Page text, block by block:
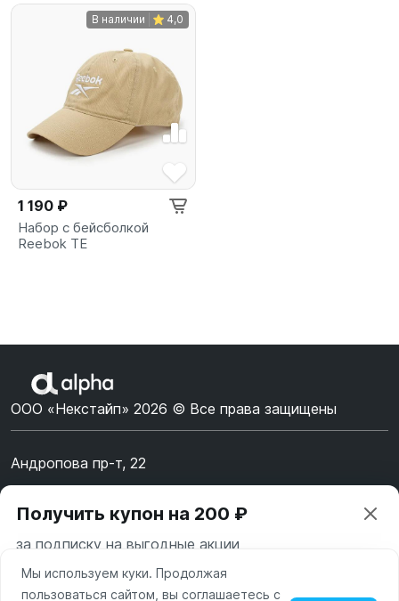
В наличии 4,0
1 190 ₽
Набор с бейсболкой
Reebok TE
ООО «Некстайп» 2026 © Все права защищены
Андропова пр-т, 22
8 (800) 123-55-44
msk@alpha-demo.ru
Акции
Получить купон на 200 ₽
за подписку на выгодные акции
Ваш город —Москва
Мы используем куки. Продолжая
пользоваться сайтом, вы соглашаетесь с